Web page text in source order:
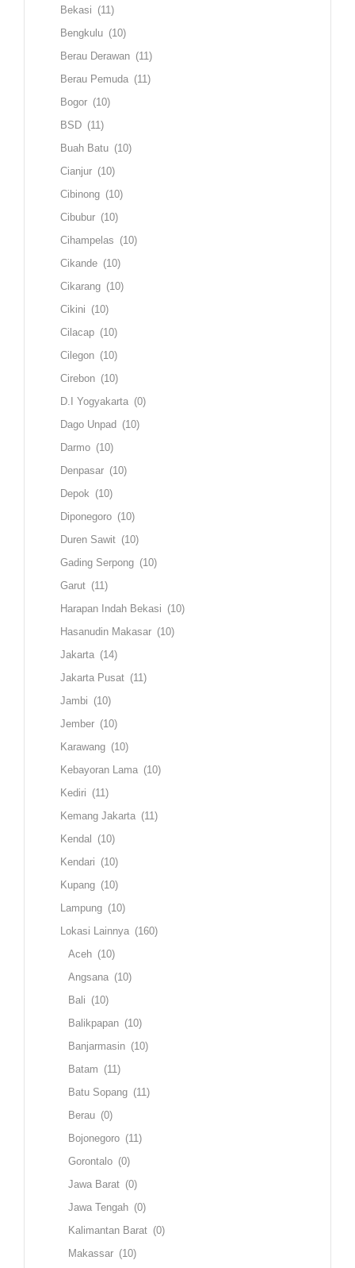
Bekasi (11)
Bengkulu (10)
Berau Derawan (11)
Berau Pemuda (11)
Bogor (10)
BSD (11)
Buah Batu (10)
Cianjur (10)
Cibinong (10)
Cibubur (10)
Cihampelas (10)
Cikande (10)
Cikarang (10)
Cikini (10)
Cilacap (10)
Cilegon (10)
Cirebon (10)
D.I Yogyakarta (0)
Dago Unpad (10)
Darmo (10)
Denpasar (10)
Depok (10)
Diponegoro (10)
Duren Sawit (10)
Gading Serpong (10)
Garut (11)
Harapan Indah Bekasi (10)
Hasanudin Makasar (10)
Jakarta (14)
Jakarta Pusat (11)
Jambi (10)
Jember (10)
Karawang (10)
Kebayoran Lama (10)
Kediri (11)
Kemang Jakarta (11)
Kendal (10)
Kendari (10)
Kupang (10)
Lampung (10)
Lokasi Lainnya (160)
Aceh (10)
Angsana (10)
Bali (10)
Balikpapan (10)
Banjarmasin (10)
Batam (11)
Batu Sopang (11)
Berau (0)
Bojonegoro (11)
Gorontalo (0)
Jawa Barat (0)
Jawa Tengah (0)
Kalimantan Barat (0)
Makassar (10)